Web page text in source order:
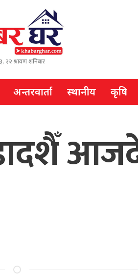
२२ श्रावण शनिबार
अन्तरवार्ता स्थानीय कृषि